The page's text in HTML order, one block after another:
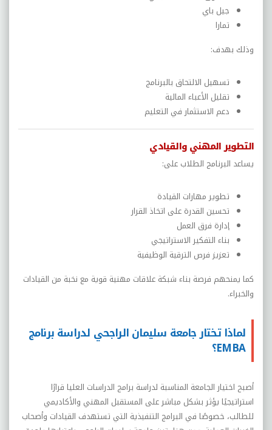
جيل باي
تمارا
وذلك بهدف:
تسهيل الالتحاق بالبرنامج
تقليل الأعباء المالية
دعم الاستثمار في التعليم
التطوير المهني والقيادي
يساعد البرنامج الطلاب على:
تطوير مهارات القيادة
تحسين القدرة على اتخاذ القرار
إدارة فرق العمل
بناء التفكير الاستراتيجي
تعزيز فرص الترقية الوظيفية
كما يمنحهم فرصة بناء شبكة علاقات مهنية قوية مع نخبة من القيادات
والخبراء.
لماذا تختار جامعة سليمان الراجحي لدراسة برنامج
EMBA؟
أصبح اختيار الجامعة المناسبة لدراسة برامج الدراسات العليا قرارًا
استراتيجيًا يؤثر بشكل مباشر على المستقبل المهني والأكاديمي
للطالب، خصوصًا في البرامج التنفيذية التي تستهدف القيادات وأصحاب